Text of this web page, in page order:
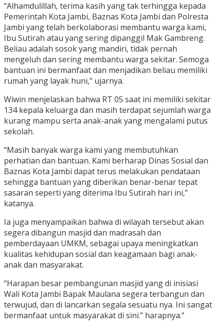
“Alhamdulillah, terima kasih yang tak terhingga kepada
Pemerintah Kota Jambi, Baznas Kota Jambi dan Polresta
Jambi yang telah berkolaborasi membantu warga kami,
Ibu Sutirah atau yang sering dipanggil Mak Gambreng.
Beliau adalah sosok yang mandiri, tidak pernah
mengeluh dan sering membantu warga sekitar. Semoga
bantuan ini bermanfaat dan menjadikan beliau memiliki
rumah yang layak huni,” ujarnya.
Wiwin menjelaskan bahwa RT 05 saat ini memiliki sekitar
134 kepala keluarga dan masih terdapat sejumlah warga
kurang mampu serta anak-anak yang mengalami putus
sekolah.
“Masih banyak warga kami yang membutuhkan
perhatian dan bantuan. Kami berharap Dinas Sosial dan
Baznas Kota Jambi dapat terus melakukan pendataan
sehingga bantuan yang diberikan benar-benar tepat
sasaran seperti yang diterima Ibu Sutirah hari ini,”
katanya.
Ia juga menyampaikan bahwa di wilayah tersebut akan
segera dibangun masjid dan madrasah dan
pemberdayaan UMKM, sebagai upaya meningkatkan
kualitas kehidupan sosial dan keagamaan bagi anak-
anak dan masyarakat.
“Harapan besar pembangunan masjid yang di inisiasi
Wali Kota Jambi Bapak Maulana segera terbangun dan
terwujud, dan di lancarkan segala sesuatu nya. Ini sangat
bermanfaat untuk masyarakat di sini.” harapnya.”